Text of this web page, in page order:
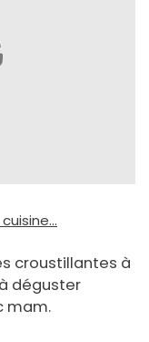
croustillantes à
déguster
mam.